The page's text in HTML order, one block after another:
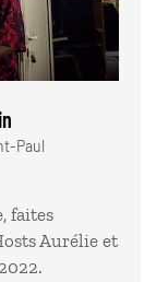
Paul
faites
Aurélie et